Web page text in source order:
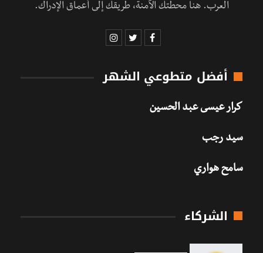
العرب. هنا محطتك الآمنة، طريقك إلى أعماق الإدراك.
أفضل متطوعي الشهر
كرار عيسى عبد الحسين
سيد رجب
سامح هواري
الشركاء